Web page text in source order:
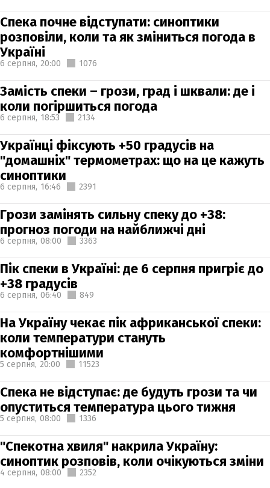
Спека почне відступати: синоптики
розповіли, коли та як зміниться погода в
Україні
6 серпня, 20:00 1076
Замість спеки – грози, град і шквали: де і
коли погіршиться погода
6 серпня, 18:53 2134
Українці фіксують +50 градусів на
"домашніх" термометрах: що на це кажуть
синоптики
6 серпня, 16:46 2391
Грози замінять сильну спеку до +38:
прогноз погоди на найближчі дні
6 серпня, 08:00 3363
Пік спеки в Україні: де 6 серпня пригріє до
+38 градусів
6 серпня, 06:40 849
На Україну чекає пік африканської спеки:
коли температури стануть
комфортнішими
5 серпня, 20:00 11523
Спека не відступає: де будуть грози та чи
опуститься температура цього тижня
5 серпня, 08:00 1336
"Спекотна хвиля" накрила Україну:
синоптик розповів, коли очікуються зміни
4 серпня, 08:00 2352